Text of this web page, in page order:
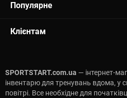
Популярне
Клієнтам
SPORTSTART.com.ua — інтернет-
інвентарю для тренувань вдома, у
повітрі. Все необхідне для